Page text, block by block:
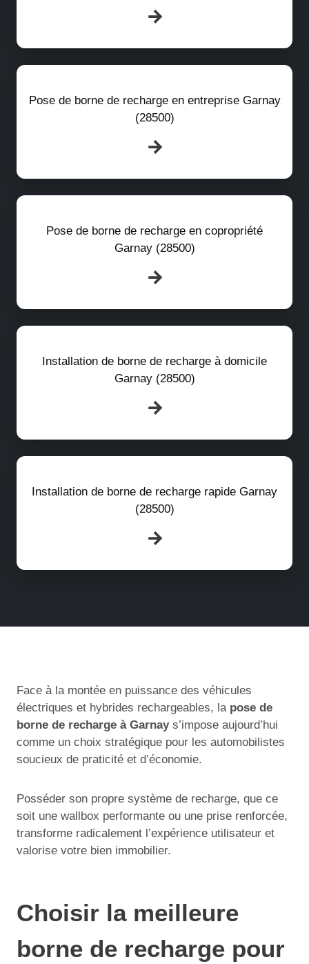
Pose de borne de recharge en entreprise Garnay
(28500)
Pose de borne de recharge en copropriété
Garnay (28500)
Installation de borne de recharge à domicile
Garnay (28500)
Installation de borne de recharge rapide Garnay
(28500)
Face à la montée en puissance des véhicules
électriques et hybrides rechargeables, la pose de
borne de recharge à Garnays’impose aujourd’hui
comme un choix stratégique pour les automobilistes
soucieux de praticité et d’économie.
Posséder son propre système de recharge, que ce
soit une wallbox performante ou une prise renforcée,
transforme radicalement l’expérience utilisateur et
valorise votre bien immobilier.
Choisir la meilleure
borne de recharge pour